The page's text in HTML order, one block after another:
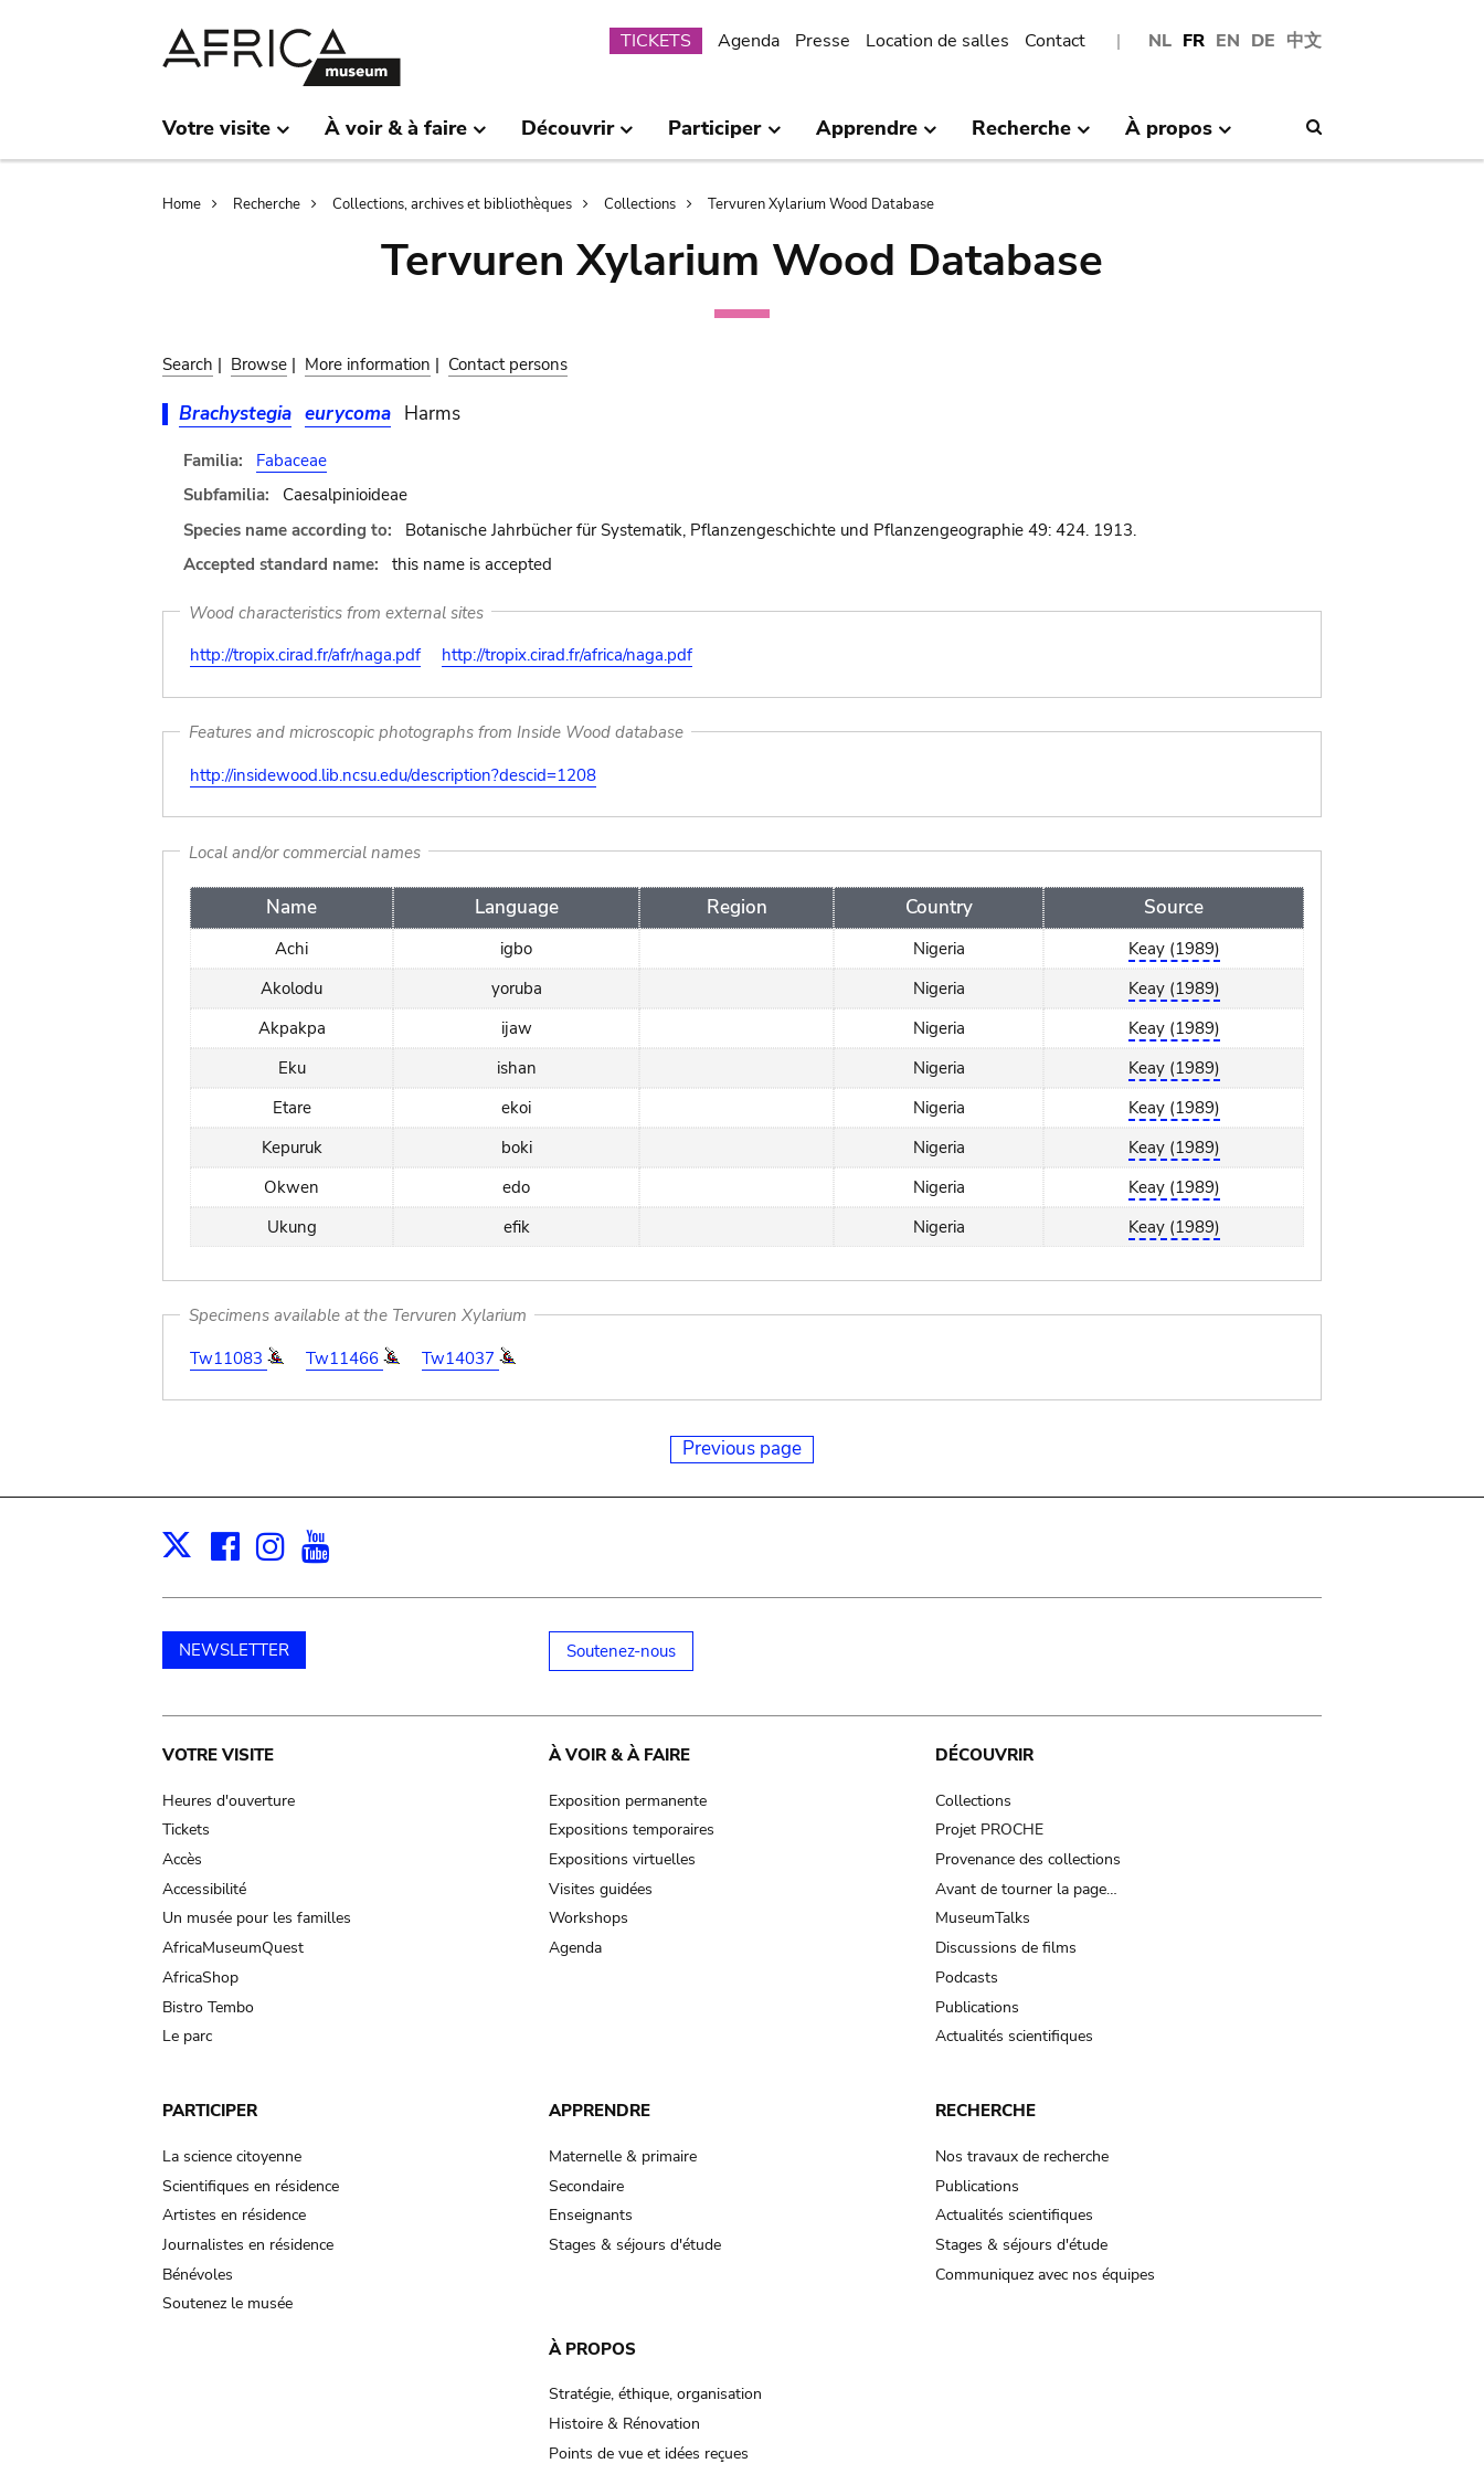
NL FR EN DE 中文
Submenu
TICKETS Agenda Presse Location de salles Contact
Votre visite À voir & à faire Découvrir Participer Apprendre Recherche À propos
Breadcrumb
Home Recherche Collections, archives et bibliothèques Collections Tervuren Xylarium Wood Database
Tervuren Xylarium Wood Database
Search | Browse | More information | Contact persons
Brachystegia eurycoma Harms
Familia:
Fabaceae
Subfamilia:
Caesalpinioideae
Species name according to:
Botanische Jahrbücher für Systematik, Pflanzengeschichte und Pflanzengeographie 49: 424. 1913.
Accepted standard name:
this name is accepted
Wood characteristics from external sites
http://tropix.cirad.fr/afr/naga.pdf
http://tropix.cirad.fr/africa/naga.pdf
Features and microscopic photographs from Inside Wood database
http://insidewood.lib.ncsu.edu/description?descid=1208
Local and/or commercial names
Name Language Region Country Source
Achi igbo Nigeria
Keay (1989)
Akolodu
yoruba Nigeria
Keay (1989)
Akpakpa
ijaw Nigeria
Keay (1989)
Eku
ishan Nigeria
Keay (1989)
Etare
ekoi Nigeria
Keay (1989)
Kepuruk
boki Nigeria
Keay (1989)
Okwen
edo Nigeria
Keay (1989)
Ukung
efik Nigeria Keay (1989)
Specimens available at the Tervuren Xylarium
Tw11083
Tw11466 Tw14037
Previous page
X Facebook
Instagram
NEWSLETTER Soutenez-nous
Main
navigation
VOTRE VISITE
Heures d'ouverture
Tickets
Accès
Accessibilité
Un musée pour les familles
AfricaMuseumQuest
AfricaShop
Bistro Tembo
Le parc
À VOIR & À FAIRE
Exposition permanente
Expositions temporaires
Expositions virtuelles
Visites guidées
Workshops
Agenda
DÉCOUVRIR
Collections
Projet PROCHE
Provenance des collections
Avant de tourner la page…
MuseumTalks
Discussions de films
Podcasts
Publications
Actualités scientifiques
PARTICIPER
La science citoyenne
Scientifiques en résidence
Artistes en résidence
Journalistes en résidence
Bénévoles
Soutenez le musée
APPRENDRE
Maternelle & primaire
Secondaire
Enseignants
Stages & séjours d'étude
RECHERCHE
Nos travaux de recherche
Publications
Actualités scientifiques
Stages & séjours d'étude
Communiquez avec nos équipes
À PROPOS
Stratégie, éthique, organisation
Histoire & Rénovation
Points de vue et idées reçues